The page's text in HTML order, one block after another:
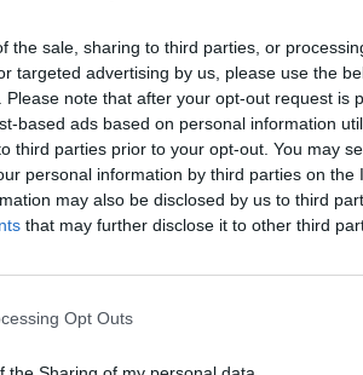
the sale, sharing to third parties, or
targeted advertising by us, please use the
Please note that after your opt-out request is
based ads based on personal information
third parties prior to your opt-out. You may
personal information by third parties on the
may also be disclosed by us to third
that may further disclose it to other third
Opt Outs